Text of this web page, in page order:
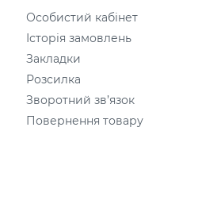
Особистий кабінет
Історія замовлень
Закладки
Розсилка
Зворотний зв’язок
Повернення товару